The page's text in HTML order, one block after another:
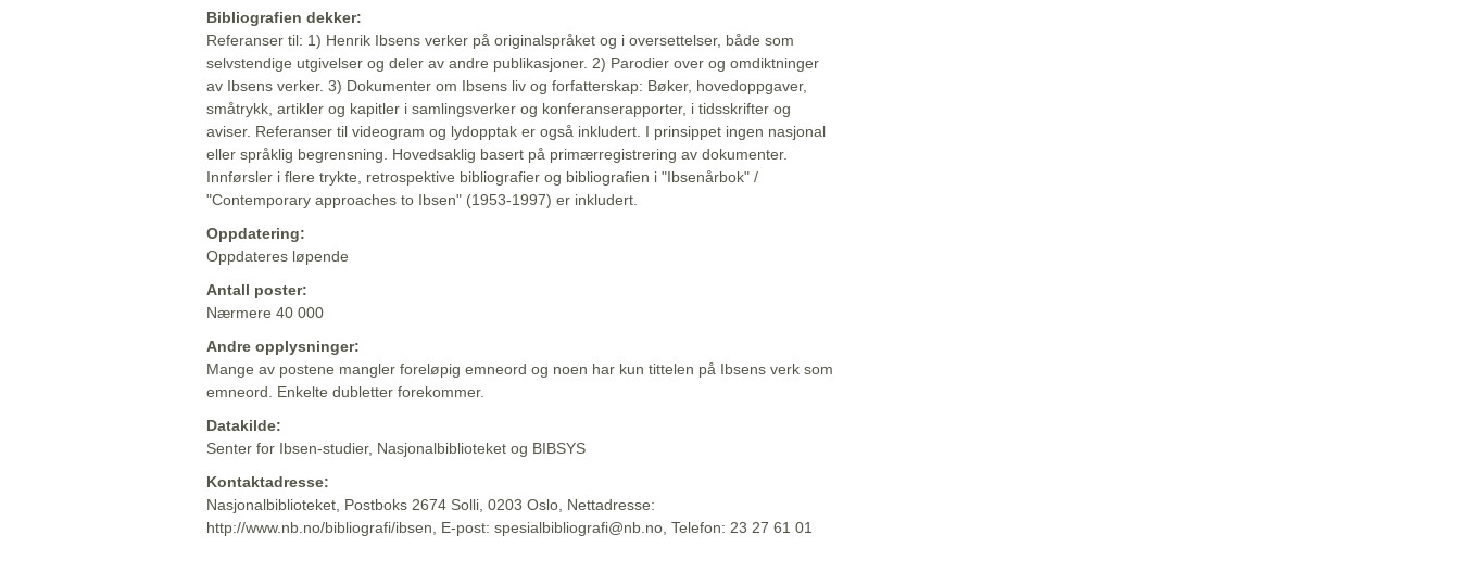
Bibliografien dekker:
Referanser til: 1) Henrik Ibsens verker på originalspråket og i oversettelser, både som
selvstendige utgivelser og deler av andre publikasjoner. 2) Parodier over og omdiktninger
av Ibsens verker. 3) Dokumenter om Ibsens liv og forfatterskap: Bøker, hovedoppgaver,
småtrykk, artikler og kapitler i samlingsverker og konferanserapporter, i tidsskrifter og
aviser. Referanser til videogram og lydopptak er også inkludert. I prinsippet ingen nasjonal
eller språklig begrensning. Hovedsaklig basert på primærregistrering av dokumenter.
Innførsler i flere trykte, retrospektive bibliografier og bibliografien i "Ibsenårbok" /
"Contemporary approaches to Ibsen" (1953-1997) er inkludert.
Oppdatering:
Oppdateres løpende
Antall poster:
Nærmere 40 000
Andre opplysninger:
Mange av postene mangler foreløpig emneord og noen har kun tittelen på Ibsens verk som
emneord. Enkelte dubletter forekommer.
Datakilde:
Senter for Ibsen-studier, Nasjonalbiblioteket og BIBSYS
Kontaktadresse:
Nasjonalbiblioteket, Postboks 2674 Solli, 0203 Oslo, Nettadresse:
http://www.nb.no/bibliografi/ibsen, E-post: spesialbibliografi@nb.no, Telefon: 23 27 61 01